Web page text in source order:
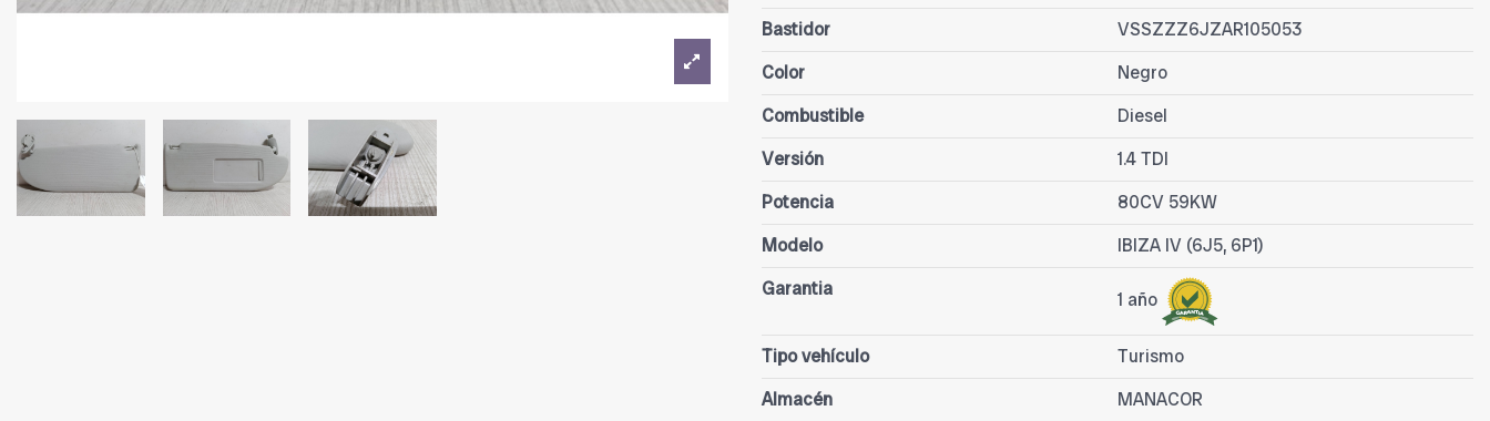
Bastidor
VSSZZZ6JZAR105053
Color
Negro
Combustible
Diesel
Versión
1.4 TDI
Potencia
80CV 59KW
Modelo
IBIZA IV (6J5, 6P1)
Garantia
1 año
Tipo vehículo
Turismo
Almacén
MANACOR